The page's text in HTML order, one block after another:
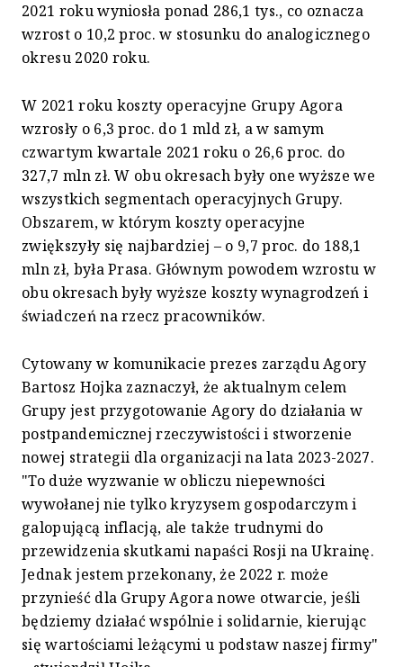
2021 roku wyniosła ponad 286,1 tys., co oznacza
wzrost o 10,2 proc. w stosunku do analogicznego
okresu 2020 roku.
W 2021 roku koszty operacyjne Grupy Agora
wzrosły o 6,3 proc. do 1 mld zł, a w samym
czwartym kwartale 2021 roku o 26,6 proc. do
327,7 mln zł. W obu okresach były one wyższe we
wszystkich segmentach operacyjnych Grupy.
Obszarem, w którym koszty operacyjne
zwiększyły się najbardziej – o 9,7 proc. do 188,1
mln zł, była Prasa. Głównym powodem wzrostu w
obu okresach były wyższe koszty wynagrodzeń i
świadczeń na rzecz pracowników.
Cytowany w komunikacie prezes zarządu Agory
Bartosz Hojka zaznaczył, że aktualnym celem
Grupy jest przygotowanie Agory do działania w
postpandemicznej rzeczywistości i stworzenie
nowej strategii dla organizacji na lata 2023-2027.
"To duże wyzwanie w obliczu niepewności
wywołanej nie tylko kryzysem gospodarczym i
galopującą inflacją, ale także trudnymi do
przewidzenia skutkami napaści Rosji na Ukrainę.
Jednak jestem przekonany, że 2022 r. może
przynieść dla Grupy Agora nowe otwarcie, jeśli
będziemy działać wspólnie i solidarnie, kierując
się wartościami leżącymi u podstaw naszej firmy"